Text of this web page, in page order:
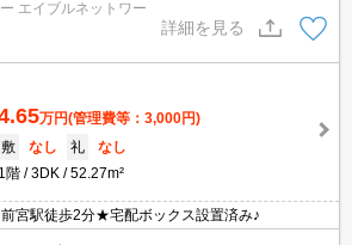
エイブルネットワー
詳細を見る
万円(管理費等：3,000円)
敷
なし 礼
なし
1階
3DK 52.27m²
宮駅徒歩2分★宅配ボックス設置済み♪